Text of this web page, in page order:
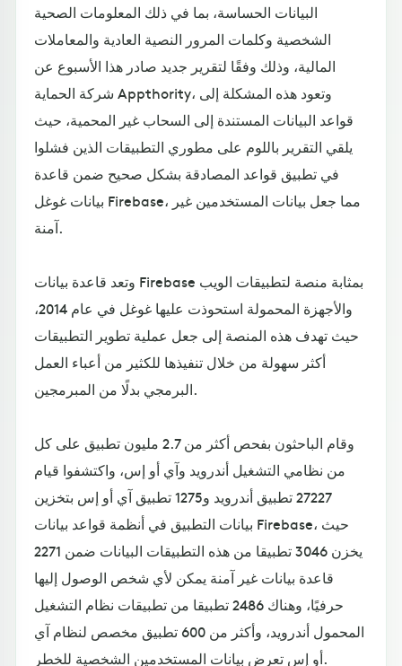
البيانات الحساسة، بما في ذلك المعلومات الصحية
الشخصية وكلمات المرور النصية العادية والمعاملات
المالية، وذلك وفقًا لتقرير جديد صادر هذا الأسبوع عن
شركة الحماية Appthority، وتعود هذه المشكلة إلى
قواعد البيانات المستندة إلى السحاب غير المحمية، حيث
يلقي التقرير باللوم على مطوري التطبيقات الذين فشلوا
في تطبيق قواعد المصادقة بشكل صحيح ضمن قاعدة
بيانات غوغل Firebase، مما جعل بيانات المستخدمين غير
آمنة.
وتعد قاعدة بيانات Firebase بمثابة منصة لتطبيقات الويب
والأجهزة المحمولة استحوذت عليها غوغل في عام 2014،
حيث تهدف هذه المنصة إلى جعل عملية تطوير التطبيقات
أكثر سهولة من خلال تنفيذها للكثير من أعباء العمل
البرمجي بدلًا من المبرمجين.
وقام الباحثون بفحص أكثر من 2.7 مليون تطبيق على كل
من نظامي التشغيل أندرويد وآي أو إس، واكتشفوا قيام
27227 تطبيق أندرويد و1275 تطبيق آي أو إس بتخزين
بيانات التطبيق في أنظمة قواعد بيانات Firebase، حيث
يخزن 3046 تطبيقا من هذه التطبيقات البيانات ضمن 2271
قاعدة بيانات غير آمنة يمكن لأي شخص الوصول إليها
حرفيًا، وهناك 2486 تطبيقا من تطبيقات نظام التشغيل
المحمول أندرويد، وأكثر من 600 تطبيق مخصص لنظام آي
أو إس تعرض بيانات المستخدمين الشخصية للخطر.